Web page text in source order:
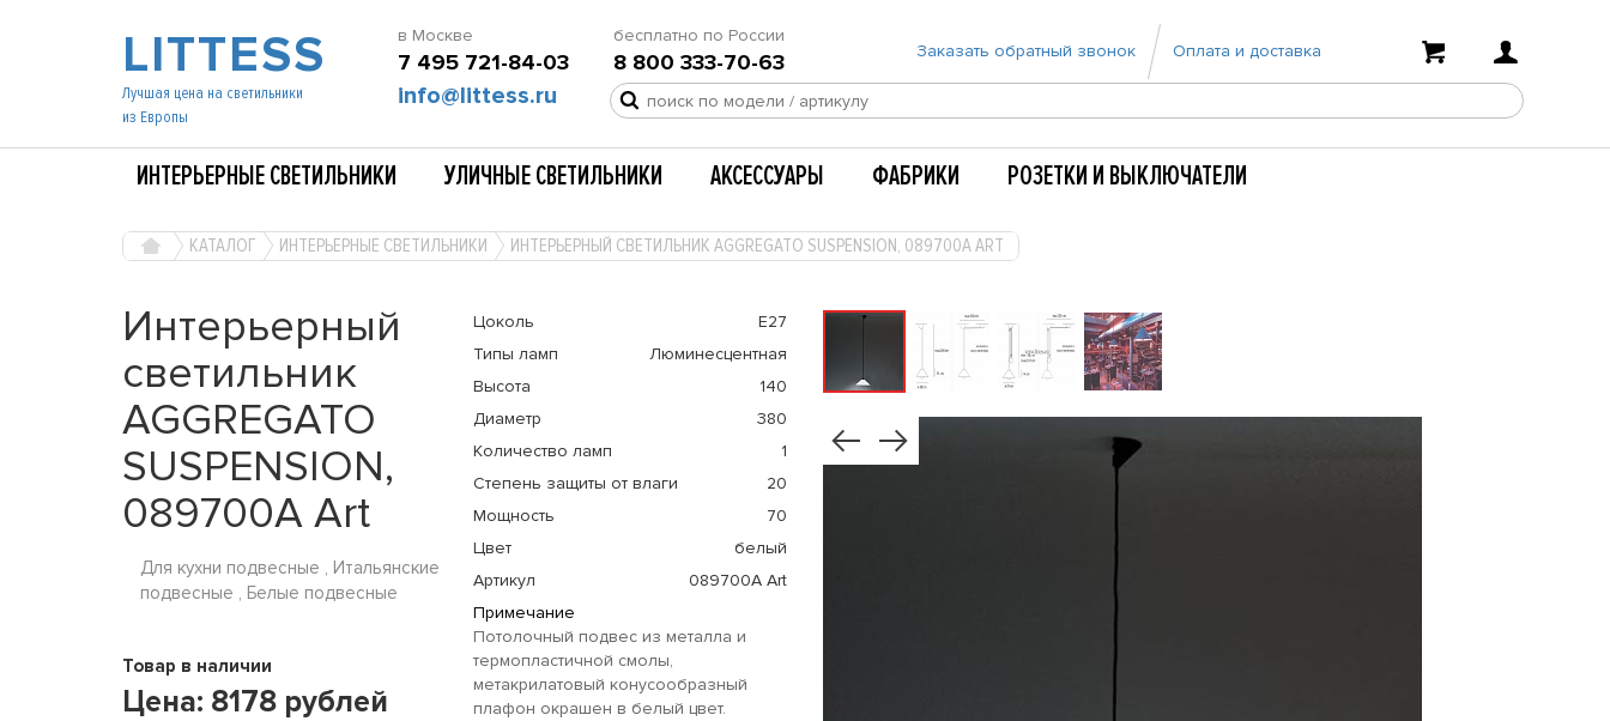
LITTESS
Лучшая цена на светильники
из Европы
в Москве
7 495 721-84-03
бесплатно по России
8 800 333-70-63 Заказать обратный звонок Оплата и доставка
info@littess.ru
ИНТЕРЬЕРНЫЕ СВЕТИЛЬНИКИ УЛИЧНЫЕ СВЕТИЛЬНИКИ АКСЕССУАРЫ ФАБРИКИ РОЗЕТКИ И ВЫКЛЮЧАТЕЛИ
КАТАЛОГ ИНТЕРЬЕРНЫЕ СВЕТИЛЬНИКИ ИНТЕРЬЕРНЫЙ СВЕТИЛЬНИК AGGREGATO SUSPENSION, 089700A ART
Интерьерный
светильник
AGGREGATO
SUSPENSION,
089700A Art
Для кухни подвесные , Итальянские
подвесные , Белые подвесные
Товар в наличии
Цена: 8178 рублей
Цоколь
E27
Типы ламп
Люминесцентная
Высота
140
Диаметр
380
Количество ламп
1
Степень защиты от влаги
20
Мощность
70
Цвет
белый
Артикул
089700A Art
Примечание
Потолочный подвес из металла и
термопластичной смолы,
метакрилатовый конусообразный
плафон окрашен в белый цвет.